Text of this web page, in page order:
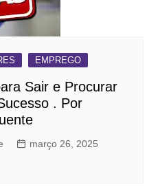
EMPREGO
Sair e Procurar
. Por
março 26, 2025